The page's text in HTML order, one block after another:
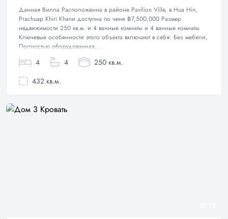
Данная Вилла Расположенна в районе Pavilion Ville, в Hua Hin,
Prachuap Khiri Khanи доступна по чене ฿7,500,000 Размер
недвижимости 250 кв.м. и 4 ванные комнаты и 4 ванные комнаты
Ключевые особенности этого объекта включают в себя: Без мебели,
Полностью оборудованная,...
4 4
250 кв.м.
432 кв.м.